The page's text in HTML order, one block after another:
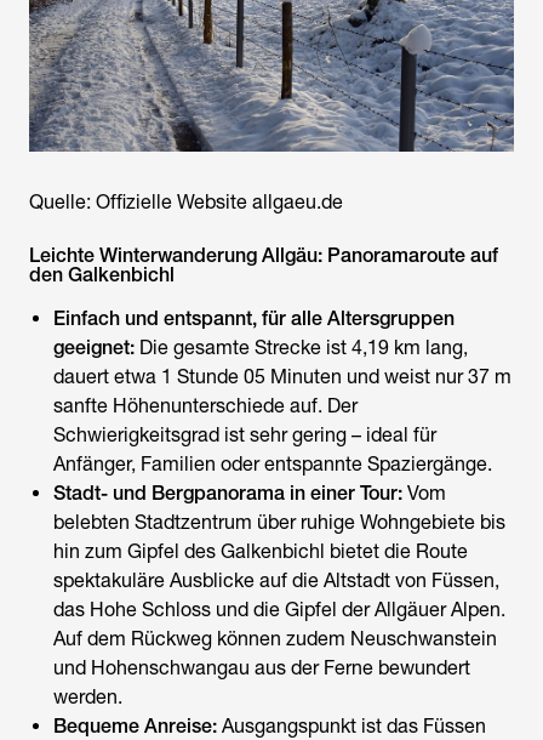
Quelle: Offizielle Website allgaeu.de
Leichte Winterwanderung Allgäu: Panoramaroute auf
den Galkenbichl
Einfach und entspannt, für alle Altersgruppen
geeignet: Die gesamte Strecke ist 4,19 km lang,
dauert etwa 1 Stunde 05 Minuten und weist nur 37 m
sanfte Höhenunterschiede auf. Der
Schwierigkeitsgrad ist sehr gering – ideal für
Anfänger, Familien oder entspannte Spaziergänge.
Stadt- und Bergpanorama in einer Tour: Vom
belebten Stadtzentrum über ruhige Wohngebiete bis
hin zum Gipfel des Galkenbichl bietet die Route
spektakuläre Ausblicke auf die Altstadt von Füssen,
das Hohe Schloss und die Gipfel der Allgäuer Alpen.
Auf dem Rückweg können zudem Neuschwanstein
und Hohenschwangau aus der Ferne bewundert
werden.
Bequeme Anreise: Ausgangspunkt ist das Füssen